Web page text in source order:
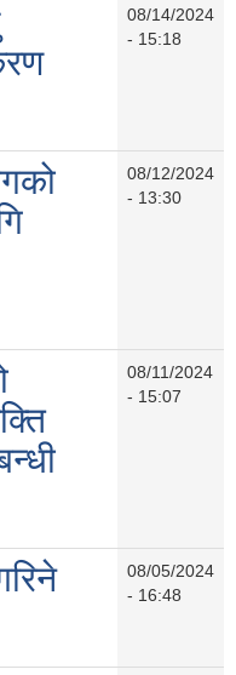
08/14/2024
- 15:18
08/12/2024
- 13:30
08/11/2024
- 15:07
08/05/2024
- 16:48